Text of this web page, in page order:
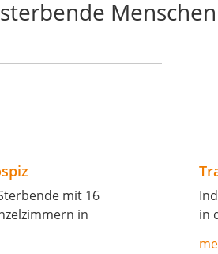
Menschen
mit 16
in
in